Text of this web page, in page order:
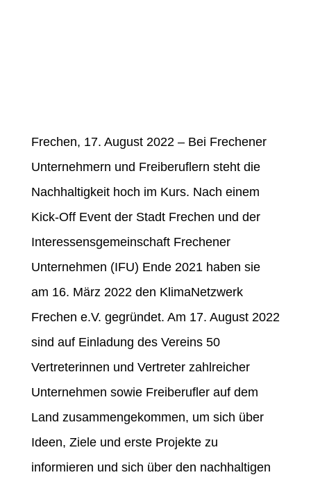
Frechen, 17. August 2022 – Bei Frechener
Unternehmern und Freiberuflern steht die
Nachhaltigkeit hoch im Kurs. Nach einem
Kick-Off Event der Stadt Frechen und der
Interessensgemeinschaft Frechener
Unternehmen (IFU) Ende 2021 haben sie
am 16. März 2022 den KlimaNetzwerk
Frechen e.V. gegründet. Am 17. August 2022
sind auf Einladung des Vereins 50
Vertreterinnen und Vertreter zahlreicher
Unternehmen sowie Freiberufler auf dem
Land zusammengekommen, um sich über
Ideen, Ziele und erste Projekte zu
informieren und sich über den nachhaltigen